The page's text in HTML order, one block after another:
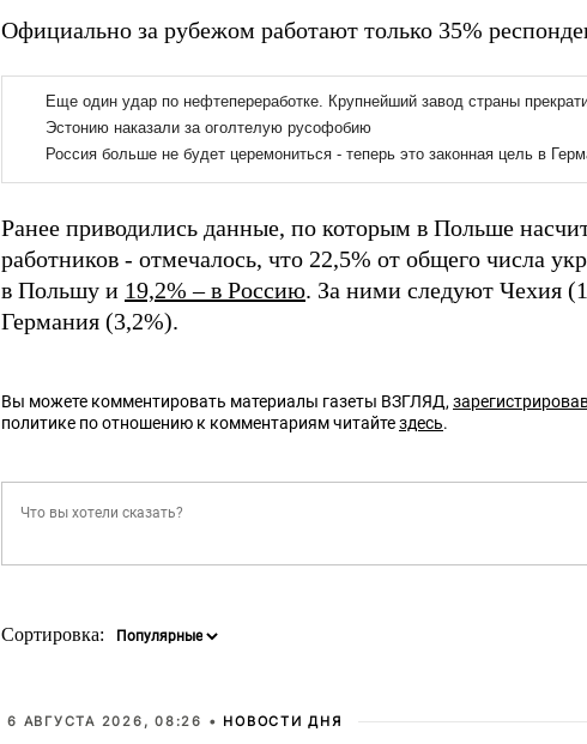
Официально за рубежом работают только 35%
Ранее приводились данные, по которым в Польше
работников - отмечалось, что 22,5% от общего числа
в Польшу и 19,2% – в Россию. За ними следуют Чехия
Германия (3,2%).
Вы можете комментировать материалы газеты ВЗГЛЯД,
политике по отношению к комментариям читайтездесь.
Сортировка:
6 АВГУСТА 2026, 08:26 • НОВОСТИ ДНЯ